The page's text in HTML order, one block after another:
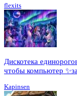
flexits
Дискотека
чтобы компьютер
Kapinsen